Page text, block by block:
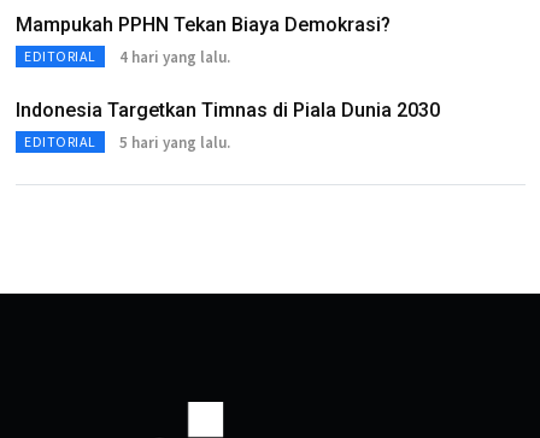
Mampukah PPHN Tekan Biaya Demokrasi?
EDITORIAL 4 hari yang lalu.
Indonesia Targetkan Timnas di Piala Dunia 2030
EDITORIAL 5 hari yang lalu.